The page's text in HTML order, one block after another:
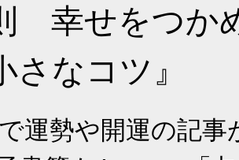
幸せをつか
さなコツ』
運勢や開運の記